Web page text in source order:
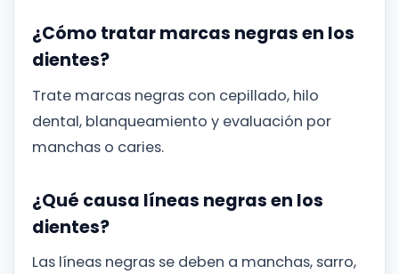
¿Cómo tratar marcas negras en los
dientes?
Trate marcas negras con cepillado, hilo
dental, blanqueamiento y evaluación por
manchas o caries.
¿Qué causa líneas negras en los
dientes?
Las líneas negras se deben a manchas, sarro,